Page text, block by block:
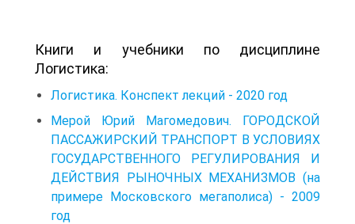
Книги и учебники по дисциплине
Логистика:
Логистика. Конспект лекций - 2020 год
Мерой Юрий Магомедович. ГОРОДСКОЙ
ПАССАЖИРСКИЙ ТРАНСПОРТ В УСЛОВИЯХ
ГОСУДАРСТВЕННОГО РЕГУЛИРОВАНИЯ И
ДЕЙСТВИЯ РЫНОЧНЫХ МЕХАНИЗМОВ (на
примере Московского мегаполиса) - 2009
год